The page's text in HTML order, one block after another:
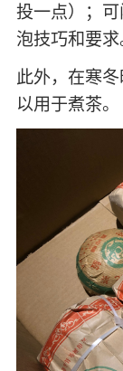
投一点）；
泡技巧和要求
此外，在寒
以用于煮茶。